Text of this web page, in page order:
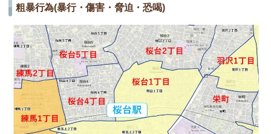
粗暴行為(暴行・傷害・脅迫・恐喝)